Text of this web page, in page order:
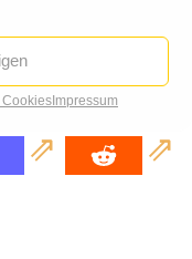
CookiesImpressum